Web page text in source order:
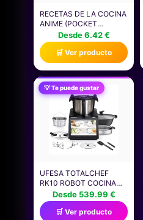
RECETAS DE LA COCINA
ANIME (POCKET
VERSION): RECETAS
ANIME
Desde 6.42 €
🛒 Ver producto
💡 Te puede gustar
UFESA TOTALCHEF
RK10 ROBOT COCINA
MULTIFUNCIÓN
INTELIGENTE,
PANTALLA TÁCTIL 10",
Desde 539.99 €
🛒 Ver producto